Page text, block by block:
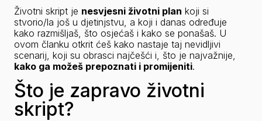
Životni skript je nesvjesni životni plan koji si
stvorio/la još u djetinjstvu, a koji i danas određuje
kako razmišljaš, što osjećaš i kako se ponašaš. U
ovom članku otkrit ćeš kako nastaje taj nevidljivi
kako ga možeš prepoznati i promijeniti.
Što je zapravo životni
skript?